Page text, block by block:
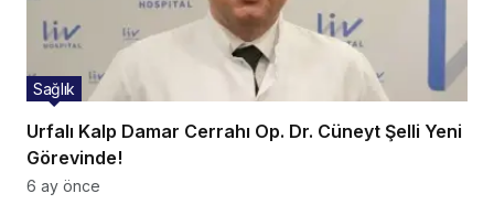
Urfalı Kalp Damar Cerrahı Op. Dr. Cüneyt Şelli Yeni
Görevinde!
Sağlık
6 ay önce